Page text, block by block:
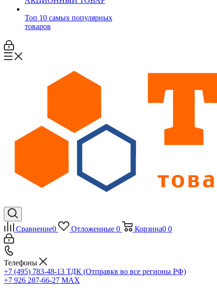
Топ 10 самых популярных
товаров
Сравнение0 Отложенные 0 Корзина0 0
Телефоны
+7 (495) 783-48-13 ТДК (Отправкв во все регионы РФ)
+7 926 287-66-27 МАХ